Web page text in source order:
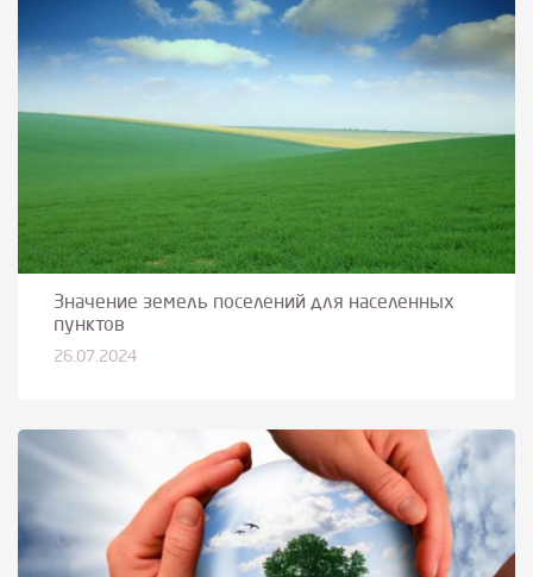
Значение земель поселений для населенных
пунктов
26.07.2024